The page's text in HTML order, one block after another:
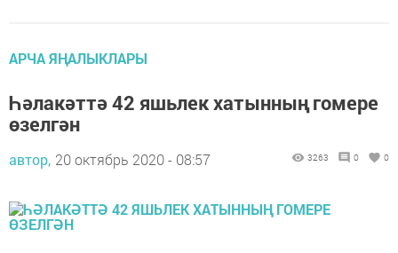
АРЧА ЯҢАЛЫКЛАРЫ
Һәлакәттә 42 яшьлек хатынның гомере
өзелгән
автор, 20 октябрь 2020 - 08:57 3263 0 0